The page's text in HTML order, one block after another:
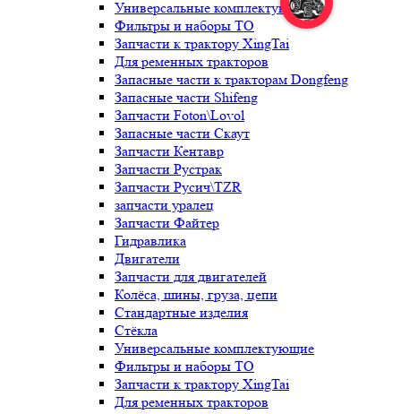
Универсальные комплектующие
Фильтры и наборы ТО
Запчасти к трактору XingTai
Для ременных тракторов
Запасные части к тракторам Dongfeng
Запасные части Shifeng
Запчасти Foton\Lovol
Запасные части Скаут
Запчасти Кентавр
Запчасти Рустрак
Запчасти Русич\TZR
запчасти уралец
Запчасти Файтер
Гидравлика
Двигатели
Запчасти для двигателей
Колёса, шины, груза, цепи
Стандартные изделия
Стёкла
Универсальные комплектующие
Фильтры и наборы ТО
Запчасти к трактору XingTai
Для ременных тракторов